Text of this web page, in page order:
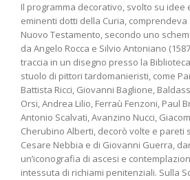
Il programma decorativo, svolto su idee
eminenti dotti della Curia, comprendeva
Nuovo Testamento, secondo uno
da Angelo Rocca e Silvio Antoniano
traccia in un disegno presso la
stuolo di pittori tardomanieristi, come
Battista Ricci, Giovanni Baglione,
Orsi, Andrea Lilio, Ferraù Fenzoni, Paul
Antonio Scalvati, Avanzino Nucci,
Cherubino Alberti, decorò volte e pareti
Cesare Nebbia e di Giovanni Guerra,
un’iconografia di ascesi e
intessuta di richiami penitenziali. Sulla